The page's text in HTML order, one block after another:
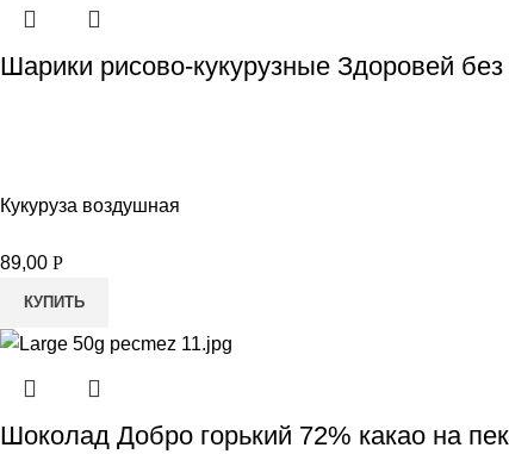
Шарики рисово-кукурузные Здоровей без
Кукуруза воздушная
89,00 Р
КУПИТЬ
Шоколад Добро горький 72% какао на